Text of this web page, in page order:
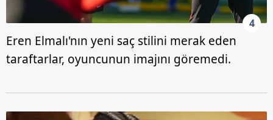
4
Eren Elmalı'nın yeni saç stilini merak eden
taraftarlar, oyuncunun imajını göremedi.